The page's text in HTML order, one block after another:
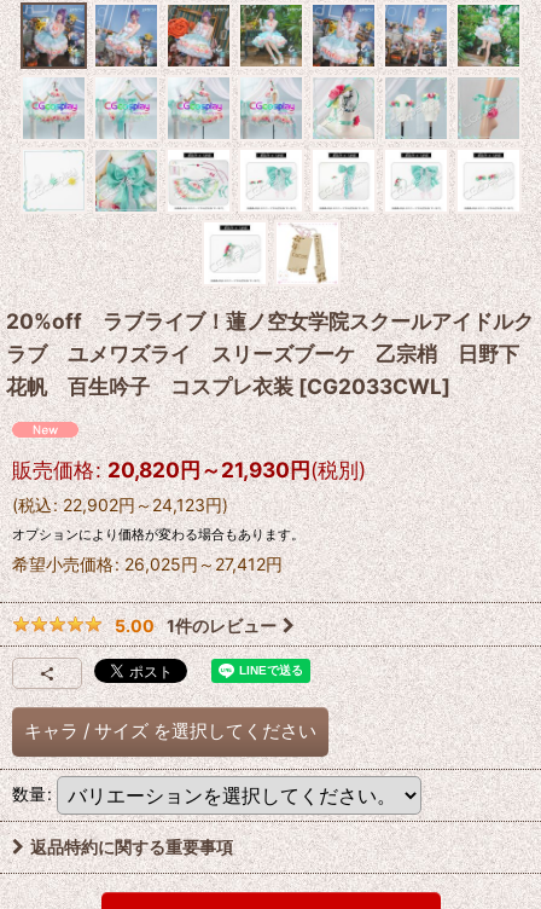
20%off ラブライブ！蓮ノ空女学院スクールアイドルク
ラブ ユメワズライ スリーズブーケ 乙宗梢 日野下
花帆 百生吟子 コスプレ衣装[CG2033CWL]
販売価格: 20,820円～21,930円(税別)
(税込: 22,902円～24,123円)
オプションにより価格が変わる場合もあります。
希望小売価格: 26,025円～27,412円
5.00 1件のレビュー
キャラ / サイズ を選択してください
数量:
返品特約に関する重要事項